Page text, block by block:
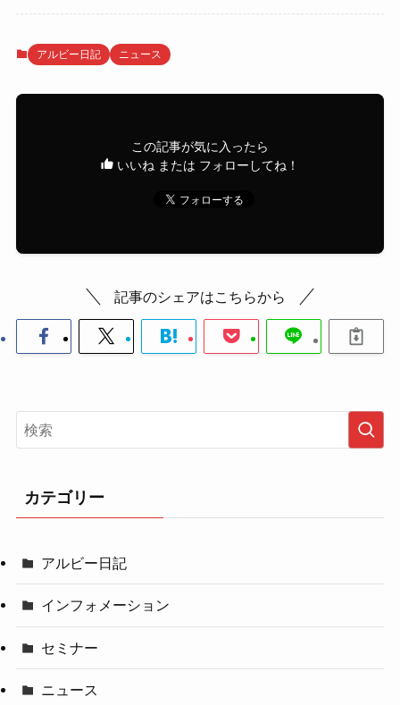
アルビー日記 ニュース
この記事が気に入ったら
いいね または フォローしてね！
記事のシェアはこちらから
カテゴリー
アルビー日記
インフォメーション
セミナー
ニュース